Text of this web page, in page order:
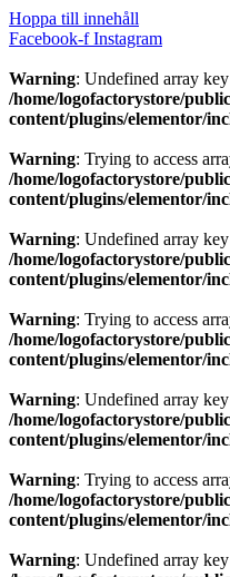
Hoppa till innehåll
Facebook-f Instagram
Warning: Undefined array
/home/logofactorystore/
content/plugins/elementor/
Warning: Trying to access
/home/logofactorystore/
content/plugins/elementor/
Warning: Undefined array
/home/logofactorystore/
content/plugins/elementor/
Warning: Trying to access
/home/logofactorystore/
content/plugins/elementor/
Warning: Undefined array
/home/logofactorystore/
content/plugins/elementor/
Warning: Trying to access
/home/logofactorystore/
content/plugins/elementor/
Warning: Undefined array